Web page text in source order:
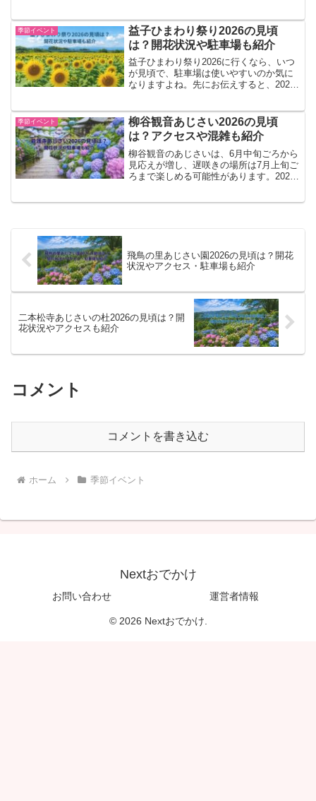
れる伝統あるお祭りで、子ども歌舞伎や
神輿渡御など見どころも...
季節イベント
益子ひまわり祭り2026の見頃
は？開花状況や駐車場も紹介
益子ひまわり祭り2026に行くなら、いつ
が見頃で、駐車場は使いやすいのか気に
なりますよね。先にお伝えすると、2026
予定と案内されています。この記事で
は、見頃の...
季節イベント
柳谷観音あじさい2026の見頃
は？アクセスや混雑も紹介
柳谷観音のあじさいは、6月中旬ごろから
見応えが増し、遅咲きの場所は7月上旬ご
ろまで楽しめる可能性があります。2026
飛鳥の里あじさい園2026の見頃は？開花
状況やアクセス・駐車場も紹介
二本松寺あじさいの杜2026の見頃は？開
花状況やアクセスも紹介
コメント
コメントを書き込む
ホーム 季節イベント
Nextおでかけ
お問い合わせ 運営者情報
© 2026 Nextおでかけ.